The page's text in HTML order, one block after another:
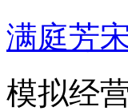
满庭芳
模拟经